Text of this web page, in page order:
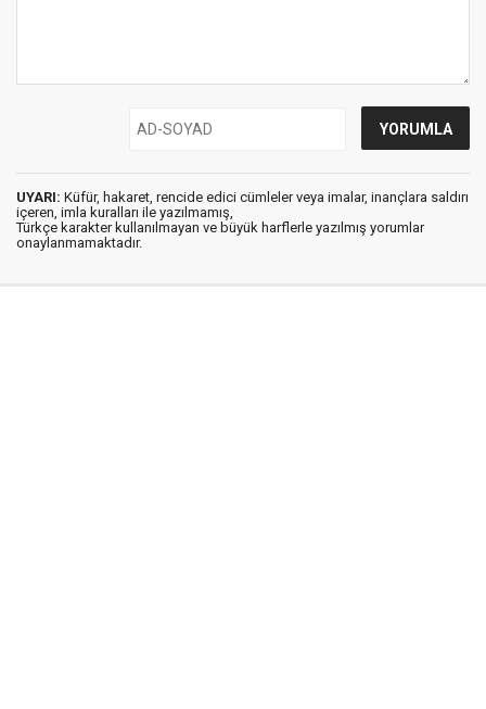
UYARI: Küfür, hakaret, rencide edici cümleler veya imalar, inançlara saldırı
içeren, imla kuralları ile yazılmamış,
Türkçe karakter kullanılmayan ve büyük harflerle yazılmış yorumlar
onaylanmamaktadır.